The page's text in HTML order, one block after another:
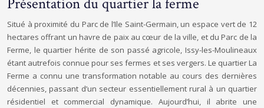
Présentation du quartier la ferme
Situé à proximité du Parc de l’Ile Saint-Germain, un espace vert de 12
hectares offrant un havre de paix au cœur de la ville, et du Parc de la
Ferme, le quartier hérite de son passé agricole, Issy-les-Moulineaux
étant autrefois connue pour ses fermes et ses vergers. Le quartier La
Ferme a connu une transformation notable au cours des dernières
décennies, passant d’un secteur essentiellement rural à un quartier
résidentiel et commercial dynamique. Aujourd’hui, il abrite une